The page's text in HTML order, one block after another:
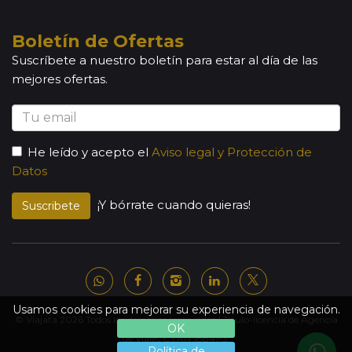
Usamos cookies para mejorar su experiencia de navegación.
OK
facturados.
Boletín de Ofertas
Suscríbete a nuestro boletín para estar al día de las
mejores ofertas.
He leído y acepto el Aviso legal y Protección de
Datos
Suscribete ¡Y bórrate cuando quieras!
© Viajata 2026 Todos los derechos reservados | Título-licencia de Agencia
de Viajes C.I.AN 18841-3.